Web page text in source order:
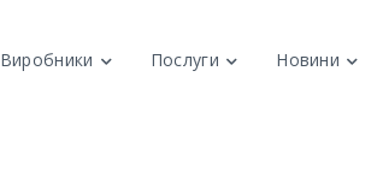
Виробники Послуги Новини